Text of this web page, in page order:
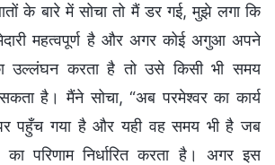
के बारे में सोचा तो मैं डर गई, मुझे लगा कि
महत्वपूर्ण है और अगर कोई अगुआ अपने
का उल्लंघन करता है तो उसे किसी भी समय
है। मैंने सोचा, “अब परमेश्वर का कार्य
पहुँच गया है और यही वह समय भी है जब
का परिणाम निर्धारित करता है। अगर इस